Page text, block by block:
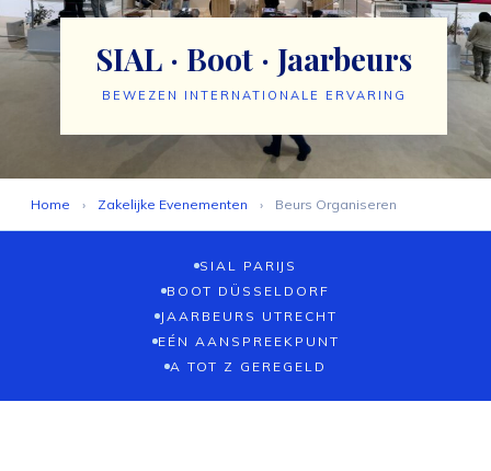
SIAL · Boot · Jaarbeurs
BEWEZEN INTERNATIONALE ERVARING
Home › Zakelijke Evenementen › Beurs Organiseren
SIAL PARIJS
BOOT DÜSSELDORF
JAARBEURS UTRECHT
EÉN AANSPREEKPUNT
A TOT Z GEREGELD